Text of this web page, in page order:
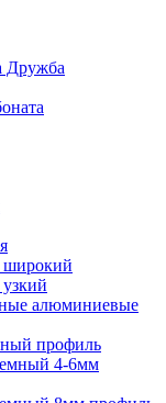
Дружба
широкий
алюминиевые
профиль
4-6мм